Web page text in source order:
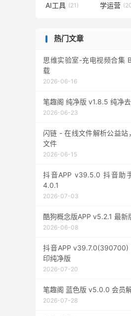
AI工具 (21) 学运营
热门文章
思维实验室-充电视频合集
载
2026-06-16
笔趣阁 纯净版 v1.8.5 纯净
2026-06-23
闪链 - 在线文件解析公益
文件
2026-06-15
抖音APP v39.5.0 抖音助
4.0.1
2026-07-03
酷狗概念版APP v5.2.1 最新
2026-06-08
抖音APP
印纯净版
2026-07-20
笔趣阁 蓝色版 v5.0.0 会员
2026-07-28